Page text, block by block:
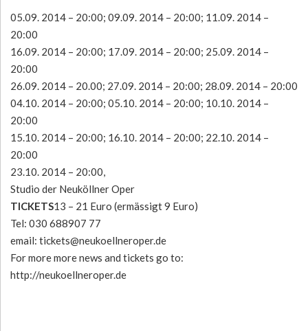
05.09. 2014 – 20:00; 09.09. 2014 – 20:00; 11.09. 2014 –
20:00
16.09. 2014 – 20:00; 17.09. 2014 – 20:00; 25.09. 2014 –
20:00
26.09. 2014 – 20.00; 27.09. 2014 – 20:00; 28.09. 2014 – 20:00
04.10. 2014 – 20:00; 05.10. 2014 – 20:00; 10.10. 2014 –
20:00
15.10. 2014 – 20:00; 16.10. 2014 – 20:00; 22.10. 2014 –
20:00
23.10. 2014 – 20:00,
Studio der Neuköllner Oper
TICKETS13 – 21 Euro (ermässigt 9 Euro)
Tel: 030 688907 77
email: tickets@neukoellneroper.de
For more more news and tickets go to:
http://neukoellneroper.de